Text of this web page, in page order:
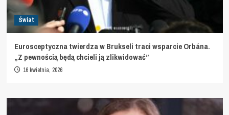
Świat
Eurosceptyczna twierdza w Brukseli traci wsparcie Orbána.
„Z pewnością będą chcieli ją zlikwidować”
16 kwietnia, 2026